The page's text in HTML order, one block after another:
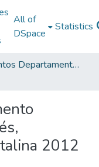
All of
DSpace
Statistics
Documentos Departamentales
2012